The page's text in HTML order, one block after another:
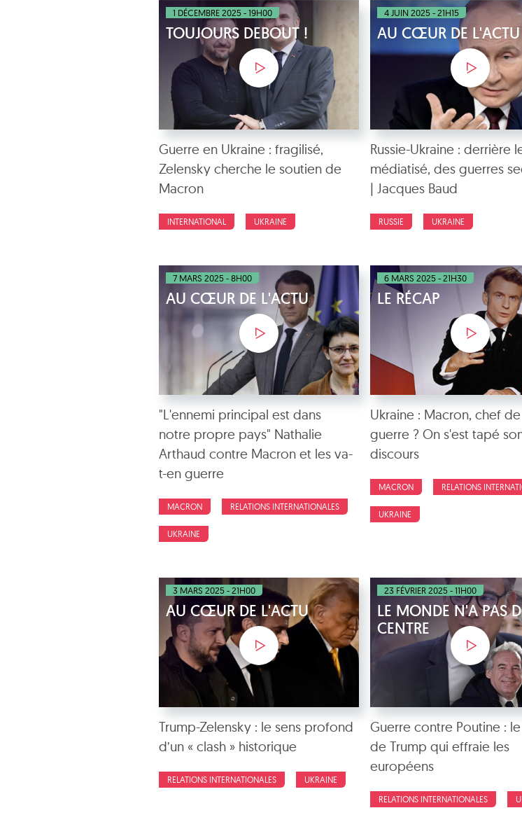
1 DÉCEMBRE 2025 - 19H00
TOUJOURS DEBOUT !
Guerre en Ukraine : fragilisé,
Zelensky cherche le soutien de
Macron
INTERNATIONAL UKRAINE
4 JUIN 2025 - 21H15
AU CŒUR DE L'ACTU
Russie-Ukraine : derrière
médiatisé, des guerres
| Jacques Baud
RUSSIE UKRAINE
7 MARS 2025 - 8H00
AU CŒUR DE L'ACTU
"L'ennemi principal est dans
notre propre pays" Nathalie
Arthaud contre Macron et les va-
t-en guerre
MACRON RELATIONS INTERNATIONALES
UKRAINE
6 MARS 2025 - 21H30
LE RÉCAP
Ukraine : Macron, chef de
guerre ? On s'est tapé
discours
MACRON RELATIONS
UKRAINE
3 MARS 2025 - 21H00
AU CŒUR DE L'ACTU
Trump-Zelensky : le sens profond
d’un « clash » historique
RELATIONS INTERNATIONALES UKRAINE
23 FÉVRIER 2025 - 11H00
LE MONDE N'A PAS
CENTRE
Guerre contre Poutine :
de Trump qui effraie les
européens
RELATIONS INTERNATIONALES